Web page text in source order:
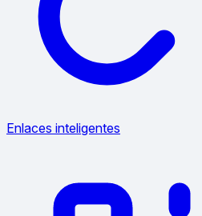
Enlaces inteligentes